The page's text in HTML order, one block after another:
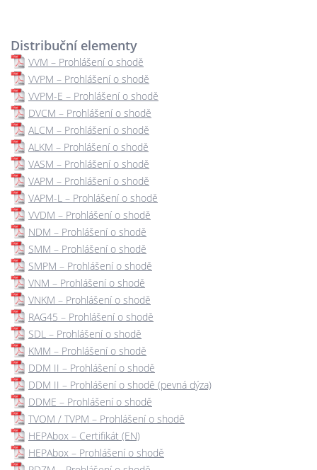
Distribuční elementy
VVM – Prohlášení o shodě
VVPM – Prohlášení o shodě
VVPM-E – Prohlášení o shodě
DVCM – Prohlášení o shodě
ALCM – Prohlášení o shodě
ALKM – Prohlášení o shodě
VASM – Prohlášení o shodě
VAPM – Prohlášení o shodě
VAPM-L – Prohlášení o shodě
VVDM – Prohlášení o shodě
NDM – Prohlášení o shodě
SMM – Prohlášení o shodě
SMPM – Prohlášení o shodě
VNM – Prohlášení o shodě
VNKM – Prohlášení o shodě
RAG45 – Prohlášení o shodě
SDL – Prohlášení o shodě
KMM – Prohlášení o shodě
DDM II – Prohlášení o shodě
DDM II – Prohlášení o shodě (pevná dýza)
DDME – Prohlášení o shodě
TVOM / TVPM – Prohlášení o shodě
HEPAbox – Certifikát (EN)
HEPAbox – Prohlášení o shodě